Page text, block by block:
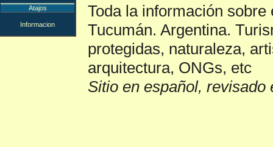
Toda la información
Tucumán. Argentina.
protegidas, naturaleza,
arquitectura, ONGs, etc
Sitio en español, revisado
Atajos
Informacion